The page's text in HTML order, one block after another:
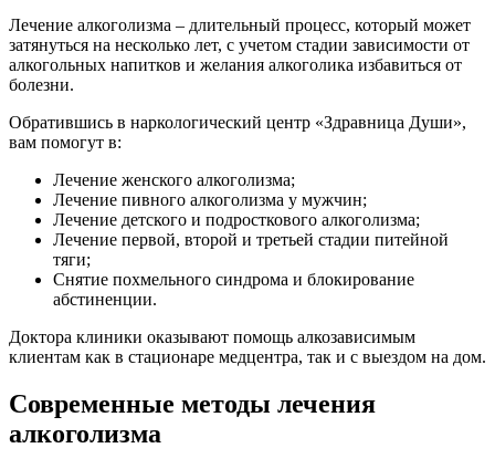
Лечение алкоголизма – длительный процесс, который может
затянуться на несколько лет, с учетом стадии зависимости от
алкогольных напитков и желания алкоголика избавиться от
болезни.
Обратившись в наркологический центр «Здравница Души»,
вам помогут в:
Лечение женского алкоголизма;
Лечение пивного алкоголизма у мужчин;
Лечение детского и подросткового алкоголизма;
Лечение первой, второй и третьей стадии питейной
тяги;
Снятие похмельного синдрома и блокирование
абстиненции.
Доктора клиники оказывают помощь алкозависимым
клиентам как в стационаре медцентра, так и с выездом на дом.
Современные методы лечения
алкоголизма